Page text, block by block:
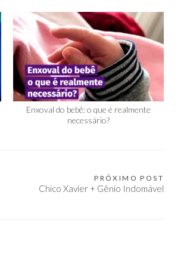
Enxoval do bebê: o que é realmente
necessário?
PRÓXIMO POST
Chico Xavier + Gênio Indomável